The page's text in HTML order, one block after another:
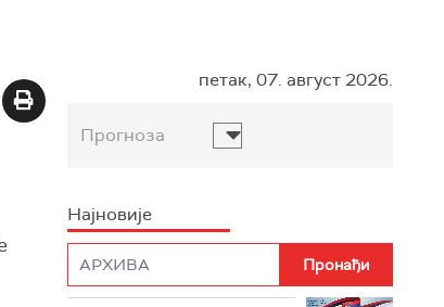
петак, 07. август 2026.
Прогноза
Најновије